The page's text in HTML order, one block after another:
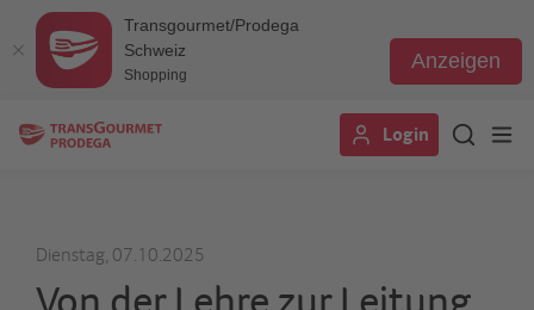
Transgourmet/Prodega
Schweiz
Shopping
Anzeigen
Login
Dienstag, 07.10.2025
Von der Lehre zur Leitung